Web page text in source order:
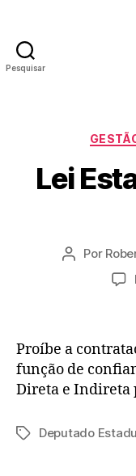
Pesquisar
Lei
Autor
Por
Proíbe a
função de
Direta e Indireta
TagsDeputado